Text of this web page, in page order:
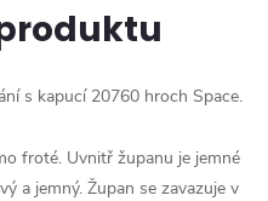
s kapucí 20760 hroch Space.
froté. Uvnitř županu je jemné
a jemný. Župan se zavazuje v